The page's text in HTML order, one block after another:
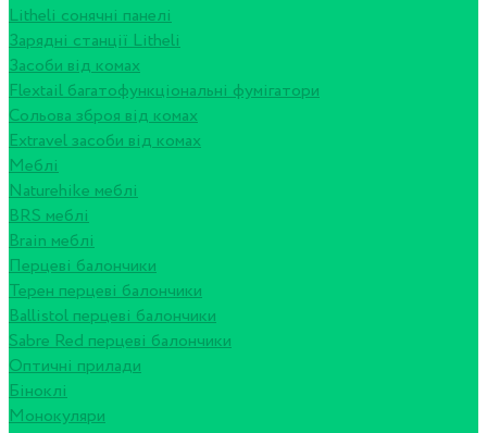
Litheli сонячні панелі
Зарядні станції Litheli
Засоби від комах
Flextail багатофункціональні фумігатори
Сольова зброя від комах
Extravel засоби від комах
Меблі
Naturehike меблі
BRS меблі
Brain меблі
Перцеві балончики
Терен перцеві балончики
Ballistol перцеві балончики
Sabre Red перцеві балончики
Оптичні прилади
Біноклі
Монокуляри